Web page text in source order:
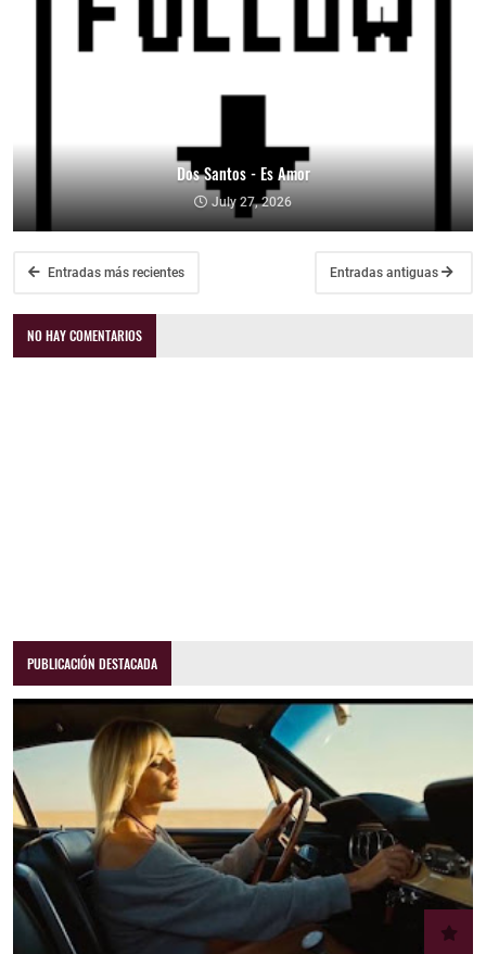
Dos Santos - Es Amor
July 27, 2026
Entradas más recientes Entradas antiguas
NO HAY COMENTARIOS
PUBLICACIÓN DESTACADA